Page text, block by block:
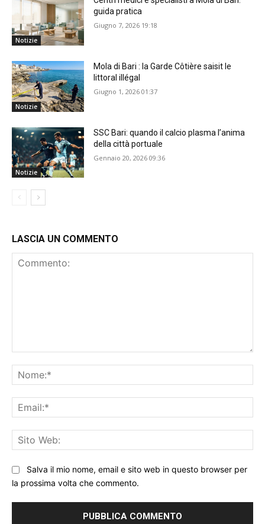
Notizie
guida pratica
Giugno 7, 2026 19:18
Notizie
Mola di Bari : la Garde Côtière saisit le
littoral illégal
Giugno 1, 2026 01:37
Notizie
SSC Bari: quando il calcio plasma l’anima
della città portuale
Gennaio 20, 2026 09:36
LASCIA UN COMMENTO
Salva il mio nome, email e sito web in questo browser per
la prossima volta che commento.